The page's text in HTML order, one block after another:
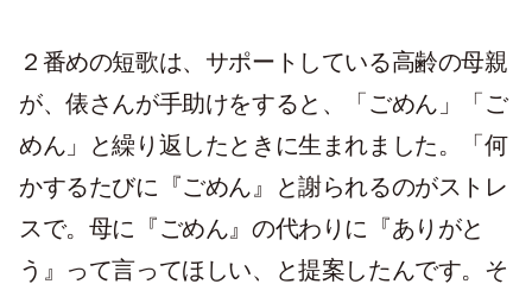
２番めの短歌は、サポートしている高齢の母親
が、俵さんが手助けをすると、「ごめん」「ご
めん」と繰り返したときに生まれました。「何
かするたびに『ごめん』と謝られるのがストレ
スで。母に『ごめん』の代わりに『ありがと
う』って言ってほしい、と提案したんです。そ